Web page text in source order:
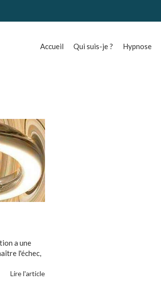
Accueil Qui suis-je ? Hypnose
a une
l'échec,
Lire l'article